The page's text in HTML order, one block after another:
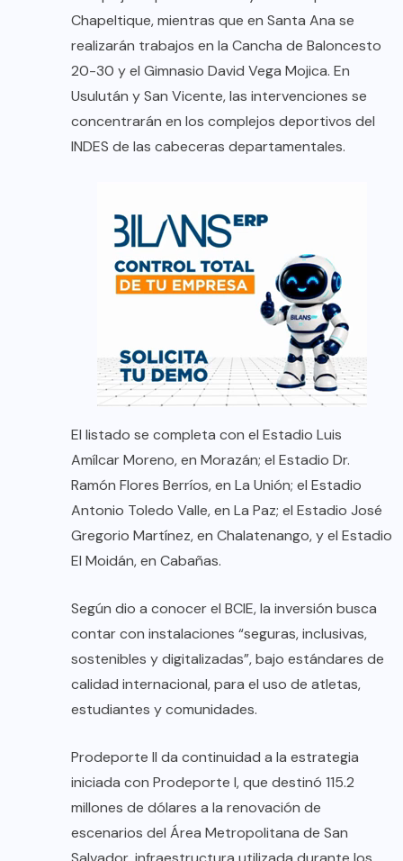
Chapeltique, mientras que en Santa Ana se
realizarán trabajos en la Cancha de Baloncesto
20-30 y el Gimnasio David Vega Mojica. En
Usulután y San Vicente, las intervenciones se
concentrarán en los complejos deportivos del
INDES de las cabeceras departamentales.
El listado se completa con el Estadio Luis
Amílcar Moreno, en Morazán; el Estadio Dr.
Ramón Flores Berríos, en La Unión; el Estadio
Antonio Toledo Valle, en La Paz; el Estadio José
Gregorio Martínez, en Chalatenango, y el Estadio
El Moidán, en Cabañas.
Según dio a conocer el BCIE, la inversión busca
contar con instalaciones “seguras, inclusivas,
sostenibles y digitalizadas”, bajo estándares de
calidad internacional, para el uso de atletas,
estudiantes y comunidades.
Prodeporte II da continuidad a la estrategia
iniciada con Prodeporte I, que destinó 115.2
millones de dólares a la renovación de
escenarios del Área Metropolitana de San